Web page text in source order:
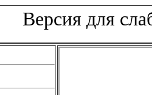
Версия для